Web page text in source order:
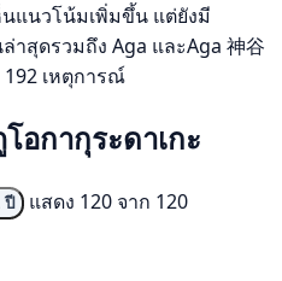
นแนวโน้มเพิ่มขึ้น แต่ยังมี
าสุดรวมถึง Aga และAga 神谷
เหตุการณ์
กากุระดาเกะ
ปี
แสดง 120 จาก 120